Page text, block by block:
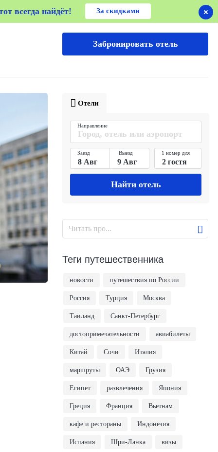
всегда найдёт! За скидками
Забронировать отель
всегда найдёт!
Отели
Направление
Заезд Выезд 1 номер для
Найти отель
Теги путешественника
новости путешествия по России
Россия Турция Москва
Таиланд Санкт-Петербург
достопримечательности авиабилеты
Китай Сочи Италия
маршруты ОАЭ Грузия
Египет развлечения Япония
Греция Франция Вьетнам
кафе и рестораны Индонезия
Испания Шри-Ланка визы